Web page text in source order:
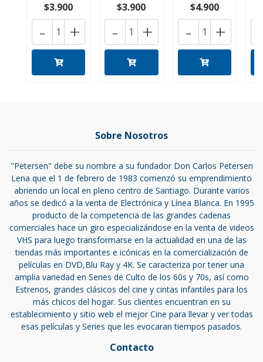
$3.900
+
-
$3.900
+
-
$4.900
+
-
Sobre Nosotros
"Petersen" debe su nombre a su fundador Don Carlos Petersen
Lena que el 1 de febrero de 1983 comenzó su emprendimiento
abriendo un local en pleno centro de Santiago. Durante varios
años se dedicó a la venta de Electrónica y Línea Blanca. En 1995
producto de la competencia de las grandes cadenas
comerciales hace un giro especializándose en la venta de videos
VHS para luego transformarse en la actualidad en una de las
tiendas más importantes e icónicas en la comercialización de
películas en DVD,Blu Ray y 4K. Se caracteriza por tener una
amplia variedad en Series de Culto de los 60s y 70s, así como
Estrenos, grandes clásicos del cine y cintas infantiles para los
más chicos del hogar. Sus clientes encuentran en su
establecimiento y sitio web el mejor Cine para llevar y ver todas
esas películas y Series que les evocaran tiempos pasados.
Contacto